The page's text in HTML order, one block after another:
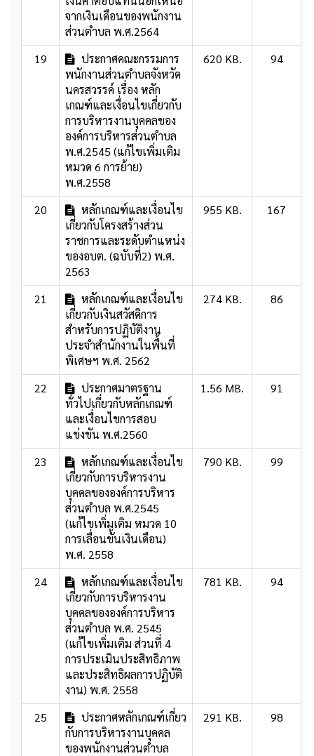
จากเงินเดือนของพนักงาน
ส่วนตำบล พ.ศ.2564
19
ประกาศคณะกรรมการ
พนักงานส่วนตำบลจังหวัด
นครสวรรค์ เรื่อง หลัก
เกณฑ์และเงื่อนไขเกี่ยวกับ
การบริหารงานบุคคลของ
องค์การบริหารส่วนตำบล
พ.ศ.2545 (แก้ไขเพิ่มเติม
หมวด 6 การย้าย)
พ.ศ.2558
620 KB. 94
20
หลักเกณฑ์และเงื่อนไข
เกี่ยวกับโครงสร้างส่วน
ราชการและระดับตำแหน่ง
ของอบต. (ฉบับที่2) พ.ศ.
2563
955 KB. 167
21
หลักเกณฑ์และเงื่อนไข
เกี่ยวกับเงินสวัสดิการ
สำหรับการปฏิบัติงาน
ประจำสำนักงานในพื้นที่
พิเศษฯ พ.ศ. 2562
274 KB. 86
22
ประกาศมาตรฐาน
ทั่วไปเกี่ยวกับหลักเกณฑ์
และเงื่อนไขการสอบ
แข่งขัน พ.ศ.2560
1.56 MB. 91
23
หลักเกณฑ์และเงื่อนไข
เกี่ยวกับการบริหารงาน
บุคคลขององค์การบริหาร
ส่วนตำบล พ.ศ.2545
(แก้ไขเพิ่มเติม หมวด 10
การเลื่อนขั้นเงินเดือน)
พ.ศ. 2558
790 KB. 99
24
หลักเกณฑ์และเงื่อนไข
เกี่ยวกับการบริหารงาน
บุคคลขององค์การบริหาร
ส่วนตำบล พ.ศ. 2545
(แก้ไขเพิ่มเติม ส่วนที่ 4
การประเมินประสิทธิภาพ
และประสิทธิผลการปฏิบัติ
งาน) พ.ศ. 2558
781 KB. 94
25
ประกาศหลักเกณฑ์เกี่ยว
กับการบริหารงานบุคคล
ของพนักงานส่วนตำบล
291 KB. 98